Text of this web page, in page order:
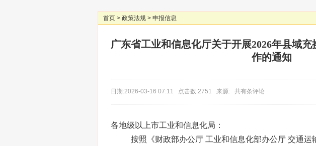
首页 > 政策法规 > 申报信息
广东省工业和信息化厅关于开展2026年县域
作的通知
日期:2026-03-16 07:11 点击数:2751 来源: 共有条评论
各地级以上市工业和信息化局：
按照《财政部办公厅 工业和信息化部办公厅 交通运